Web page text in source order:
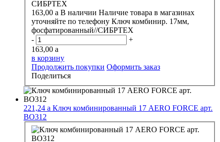
163,00 a В наличии Наличие товара в магазинах
уточняйте по телефону Ключ комбинир. 17мм,
фосфатированный//СИБРТЕХ
-
+
163,00 a
в корзину
Продолжить покупки Оформить заказ
Поделиться
221,24 a Ключ комбинированный 17 АERO FORCE арт.
ВО312